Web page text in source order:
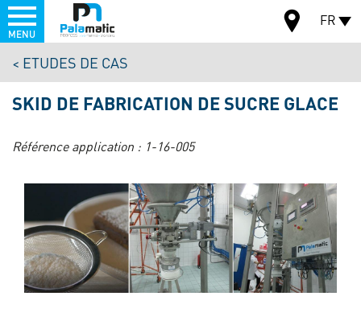
au
contenu
principal
Menu
CARTE
FR
MENU
ETUDES DE CAS
SKID DE FABRICATION DE SUCRE GLACE
Référence application : 1-16-005